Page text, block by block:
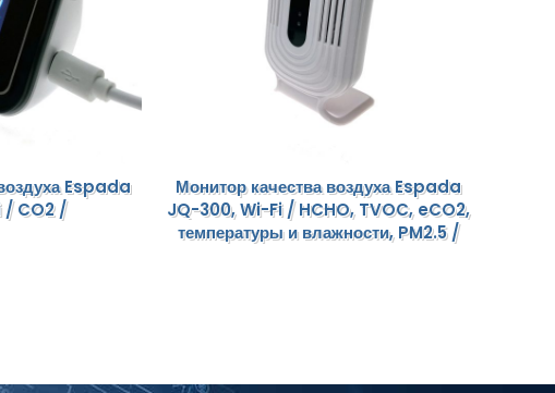
Espada
/ CO2 /
Монитор качества воздуха Espada
JQ-300, Wi-Fi / HCHO, TVOC, eCO2,
температуры и влажности, PM2.5 /